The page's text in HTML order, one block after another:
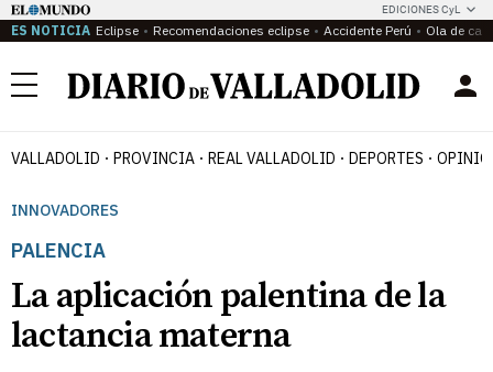
EDICIONES CyL
ES NOTICIA Eclipse Recomendaciones eclipse Accidente Perú Ola de
Menú
VALLADOLID PROVINCIA REAL VALLADOLID DEPORTES
INNOVADORES
PALENCIA
La aplicación palentina de la
lactancia materna